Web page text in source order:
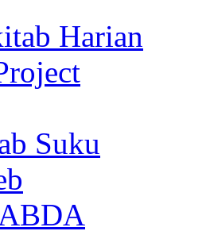
Harian
Suku